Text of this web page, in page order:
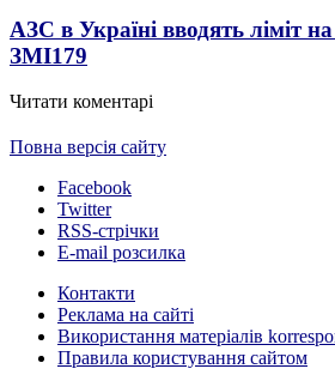
АЗС в Україні вводять ліміт
ЗМІ179
Читати коментарі
Повна версія сайту
Facebook
Twitter
RSS-стрічки
E-mail розсилка
Контакти
Реклама на сайті
Використання матеріалів
Правила користування сайтом